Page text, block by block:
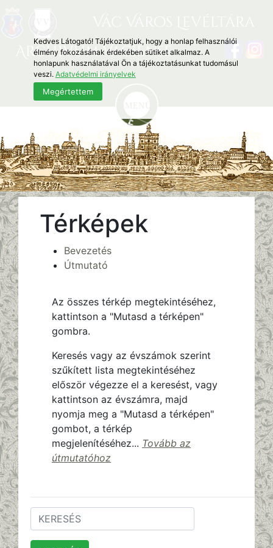
Archivum Vaciense
Térképek
Bevezetés
Útmutató
Az összes térkép megtekintéséhez,
kattintson a "Mutasd a térképen"
gombra.
Keresés vagy az évszámok szerint
szűkített lista megtekintéséhez
először végezze el a keresést, vagy
kattintson az évszámra, majd
nyomja meg a "Mutasd a térképen"
gombot, a térkép
megjelenítéséhez... Tovább az
útmutatóhoz
Keresés
Kedves Látogató! Tájékoztatjuk, hogy a honlap felhasználói
élmény fokozásának érdekében sütiket alkalmaz. A
honlapunk használatával Ön a tájékoztatásunkat tudomásul
veszi. Adatvédelmi irányelvek
Megértettem